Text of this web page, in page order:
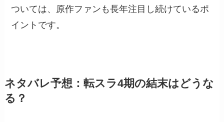
ついては、原作ファンも長年注目し続けているポ
イントです。
ネタバレ予想：転スラ4期の結末はどうな
る？